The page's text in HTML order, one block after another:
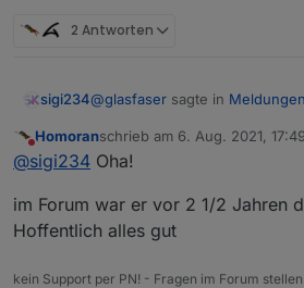
2 Antworten
sigi234@glasfaser sagte in
instalator hat auch den
Ja, er hat ALLE seine Adapter
immer. Soweit ich weis ist das
Nicht stören
Homoranschrieb am 6. Aug. 2021, 17:49
zuletzt editiert von
@sigi234 Oha!
im Forum war er vor 2 1/2 Jahren
Hoffentlich alles gut
kein Support per PN! - Fragen im Forum